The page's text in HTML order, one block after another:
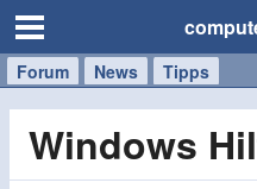
Forum News Tipps
Handy
Windows
Mac
Windows